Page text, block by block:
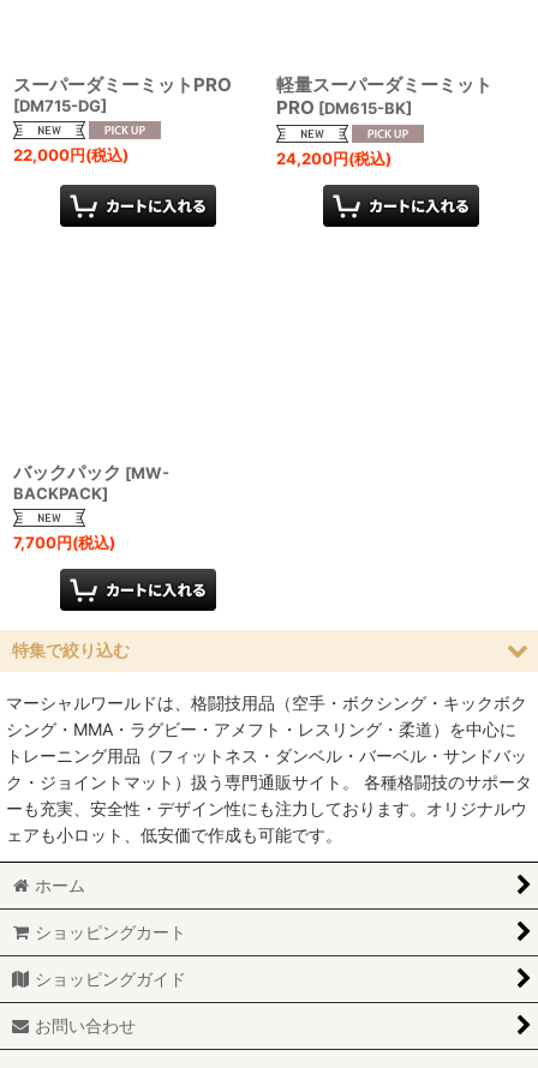
スーパーダミーミットPRO
[DM715-DG]
22,000円(税込)
軽量スーパーダミーミット
PRO [DM615-BK]
24,200円(税込)
バックパック [MW-
BACKPACK]
7,700円(税込)
特集で絞り込む
空手
MMA総合格闘技
柔術
柔道
キックボクシング
少林寺拳法
マーシャルワールドは、格闘技用品（空手・ボクシング・キックボク
シング・MMA・ラグビー・アメフト・レスリング・柔道）を中心に
トレーニング用品（フィットネス・ダンベル・バーベル・サンドバッ
ク・ジョイントマット）扱う専門通販サイト。 各種格闘技のサポータ
ーも充実、安全性・デザイン性にも注力しております。オリジナルウ
ェアも小ロット、低安価で作成も可能です。
ホーム
ショッピングカート
ショッピングガイド
お問い合わせ